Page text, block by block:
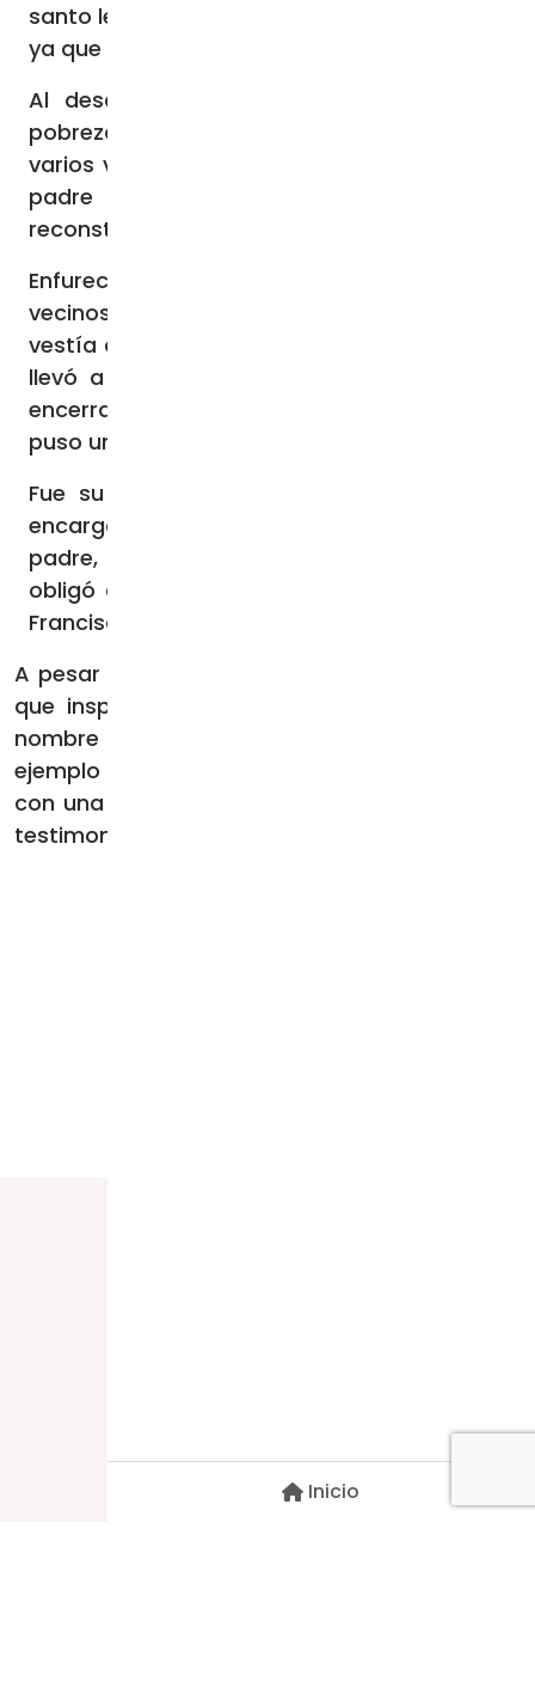
santo le apodaron “Francesco” (el francés),
ya que su nombre de bautismo fue Juan.
Al descubrir su vocación orientada a la
pobreza, Francisco vendió un caballo y
varios vestidos con los que comerciaba su
padre para ayudar a un sacerdote a
reconstruir el templo de San Damián.
Enfurecido por lo ocurrido, y al ver cómo los
vecinos se burlaban de su hijo que ahora
vestía con harapos, Pietro Bernardone se lo
llevó a su casa para golpearle. Antes de
encerrarlo en la pequeña prisión, también le
puso unos grillos en los pies.
Fue su madre, de nombre Pica, quien se
encargó de poner en libertad a su hijo. Su
padre, al enterarse, fue a buscarle y le
obligó a renunciar a su herencia, algo que
Francisco no tuvo dificultad en hacer.
A pesar de la oposición de su padre, el santo
que inspiró al Papa Francisco para elegir su
nombre vivió el resto de sus días siendo
ejemplo de pobreza, castidad y obediencia
con una pureza y fuerza propias de su eterno
testimonio.
Inicio